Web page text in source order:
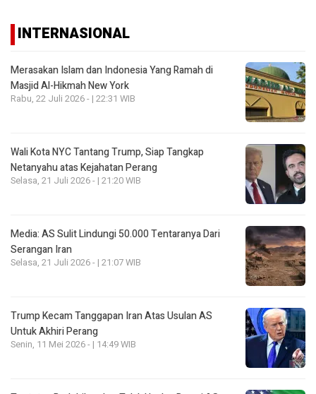
INTERNASIONAL
Merasakan Islam dan Indonesia Yang Ramah di
Masjid Al-Hikmah New York
Rabu, 22 Juli 2026 - | 22:31 WIB
Wali Kota NYC Tantang Trump, Siap Tangkap
Netanyahu atas Kejahatan Perang
Selasa, 21 Juli 2026 - | 21:20 WIB
Media: AS Sulit Lindungi 50.000 Tentaranya Dari
Serangan Iran
Selasa, 21 Juli 2026 - | 21:07 WIB
Trump Kecam Tanggapan Iran Atas Usulan AS
Untuk Akhiri Perang
Senin, 11 Mei 2026 - | 14:49 WIB